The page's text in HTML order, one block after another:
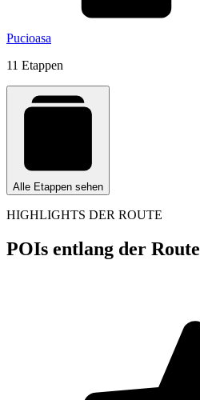
Pucioasa
11 Etappen
Alle Etappen sehen
HIGHLIGHTS DER ROUTE
POIs entlang der Route